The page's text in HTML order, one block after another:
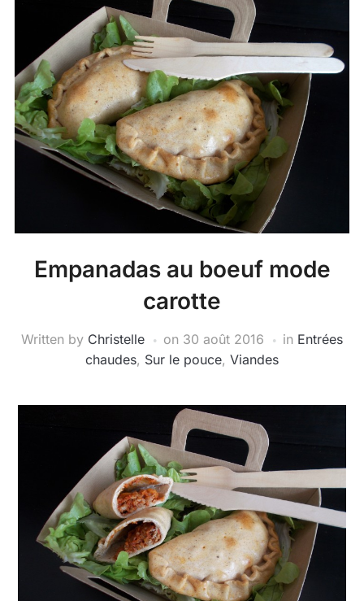
Empanadas au boeuf mode
carotte
Written by Christelle on 30 août 2016 in Entrées
chaudes, Sur le pouce, Viandes